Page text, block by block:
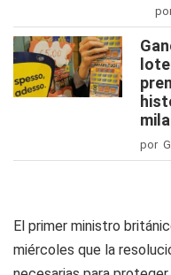
por
El primer ministro
miércoles que la